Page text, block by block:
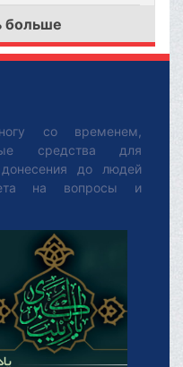
больше
со временем,
средства для
до людей
на вопросы и